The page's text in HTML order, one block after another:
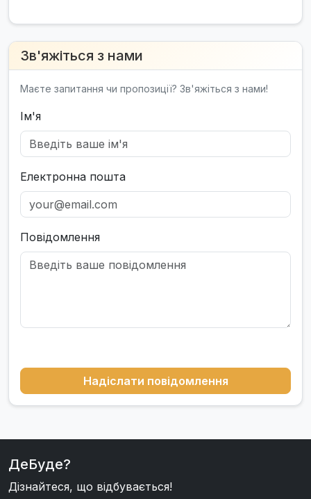
Зв'яжіться з нами
Маєте запитання чи пропозиції? Зв'яжіться з нами!
Ім'я
Електронна пошта
Повідомлення
Надіслати повідомлення
ДеБуде?
Дізнайтеся, що відбувається!